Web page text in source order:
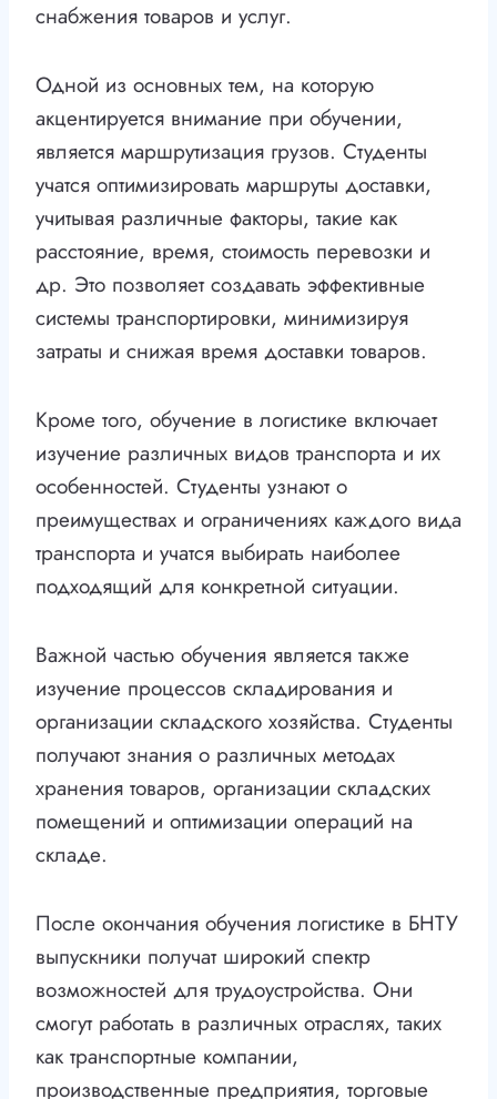
снабжения товаров и услуг.
Одной из основных тем, на которую
акцентируется внимание при обучении,
является маршрутизация грузов. Студенты
учатся оптимизировать маршруты доставки,
учитывая различные факторы, такие как
расстояние, время, стоимость перевозки и
др. Это позволяет создавать эффективные
системы транспортировки, минимизируя
затраты и снижая время доставки товаров.
Кроме того, обучение в логистике включает
изучение различных видов транспорта и их
особенностей. Студенты узнают о
преимуществах и ограничениях каждого вида
транспорта и учатся выбирать наиболее
подходящий для конкретной ситуации.
Важной частью обучения является также
изучение процессов складирования и
организации складского хозяйства. Студенты
получают знания о различных методах
хранения товаров, организации складских
помещений и оптимизации операций на
складе.
После окончания обучения логистике в БНТУ
выпускники получат широкий спектр
возможностей для трудоустройства. Они
смогут работать в различных отраслях, таких
как транспортные компании,
производственные предприятия, торговые